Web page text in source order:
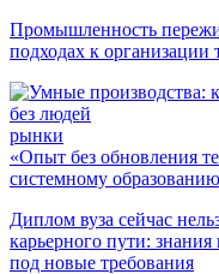
Промышленность
подходах к организации
рынки
«Опыт без обновления
системному образованию
Диплом вуза сейчас
карьерного пути: знания
под новые требования